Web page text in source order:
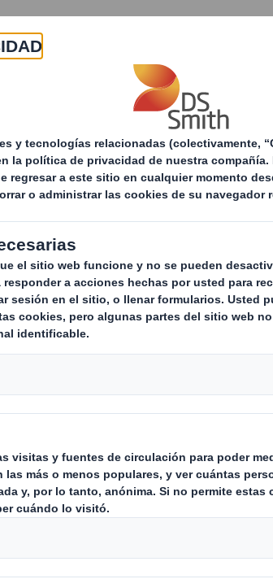
Acerca de Productos y servicios
Embalajes adaptados a la
a
cambiando, pero nunca tan
con estos cambios. A
a reactivarse